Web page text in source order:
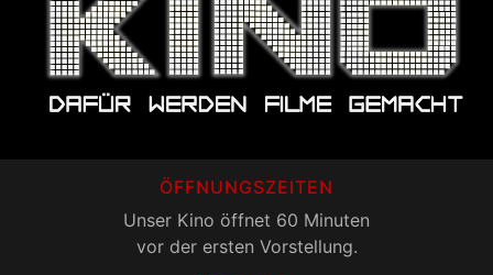
ÖFFNUNGSZEITEN
Unser Kino öffnet 60 Minuten
vor der ersten Vorstellung.